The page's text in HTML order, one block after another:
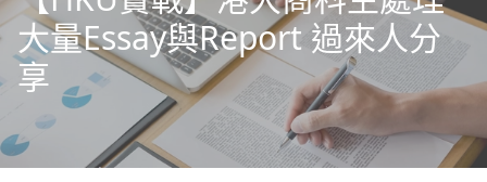
大量Essay與Report 過來人分
享